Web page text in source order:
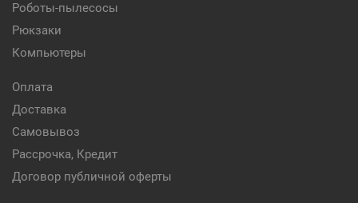
Роботы-пылесосы
Рюкзаки
Компьютеры
Оплата
Доставка
Самовывоз
Рассрочка, Кредит
Договор публичной оферты